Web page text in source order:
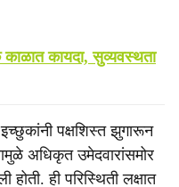
कायदा, सुव्यवस्थता
पक्षशिस्त झुगारून
अधिकृत उमेदवारांसमोर
होती. ही परिस्थिती लक्षात